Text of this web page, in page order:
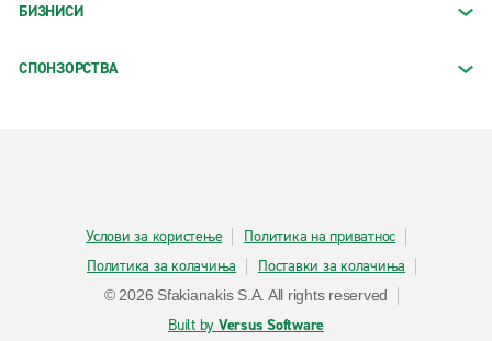
БИЗНИСИ
СПОНЗОРСТВА
Услови за користење
Политика на приватнос
Политика за колачиња
Поставки за колачиња
© 2026 Sfakianakis S.A. All rights reserved
Built by Versus Software